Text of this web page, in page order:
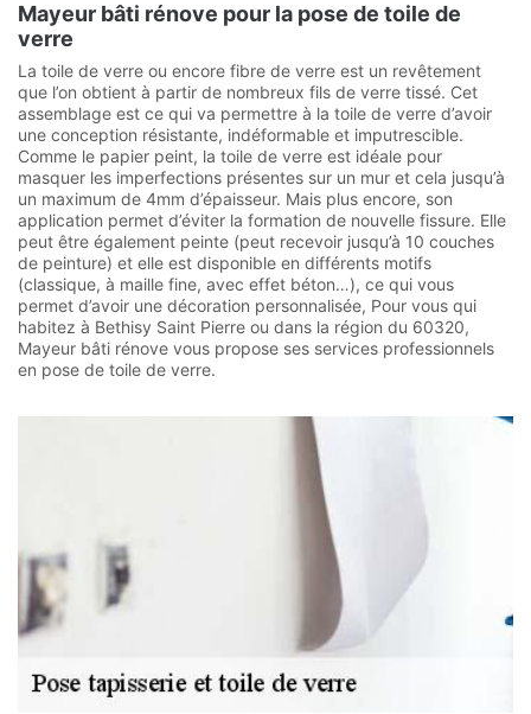
Mayeur bâti rénove pour la pose de toile de
verre
La toile de verre ou encore fibre de verre est un revêtement
que l’on obtient à partir de nombreux fils de verre tissé. Cet
assemblage est ce qui va permettre à la toile de verre d’avoir
une conception résistante, indéformable et imputrescible.
Comme le papier peint, la toile de verre est idéale pour
masquer les imperfections présentes sur un mur et cela jusqu’à
un maximum de 4mm d’épaisseur. Mais plus encore, son
application permet d’éviter la formation de nouvelle fissure. Elle
peut être également peinte (peut recevoir jusqu’à 10 couches
de peinture) et elle est disponible en différents motifs
(classique, à maille fine, avec effet béton…), ce qui vous
permet d’avoir une décoration personnalisée, Pour vous qui
habitez à Bethisy Saint Pierre ou dans la région du 60320,
Mayeur bâti rénove vous propose ses services professionnels
en pose de toile de verre.